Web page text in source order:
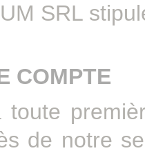
SRL
COMPTE
toute
de notre